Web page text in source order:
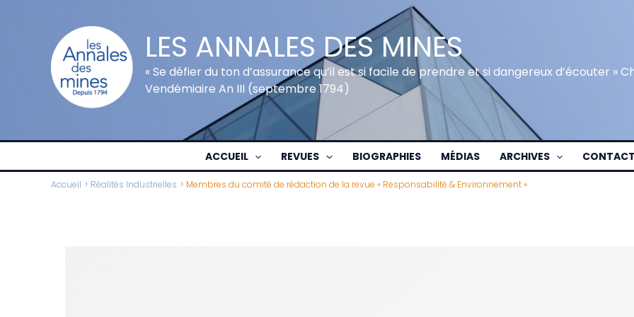
LES ANNALES DES MINES
« Se défier du ton d’assurance qu’il est si facile de prendre et si dangereux d’écouter »
Vendémiaire An III (septembre 1794)
ACCUEIL REVUES BIOGRAPHIES MÉDIAS ARCHIVES CONTACT
Accueil Réalités Industrielles Membres du comité de rédaction de la revue « Responsabilité & Environnement »